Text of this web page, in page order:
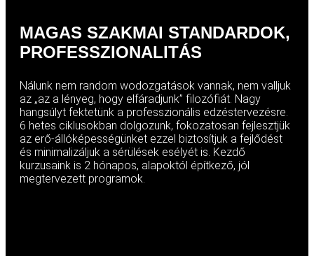
MAGAS SZAKMAI STANDARDOK,
PROFESSZIONALITÁS
Nálunk nem random wodozgatások vannak, nem valljuk
az „az a lényeg, hogy elfáradjunk” filozófiát. Nagy
hangsúlyt fektetünk a professzionális edzéstervezésre.
6 hetes ciklusokban dolgozunk, fokozatosan fejlesztjük
az erő-állóképességünket ezzel biztosítjuk a fejlődést
és minimalizáljuk a sérülések esélyét is. Kezdő
kurzusaink is 2 hónapos, alapoktól építkező, jól
megtervezett programok.